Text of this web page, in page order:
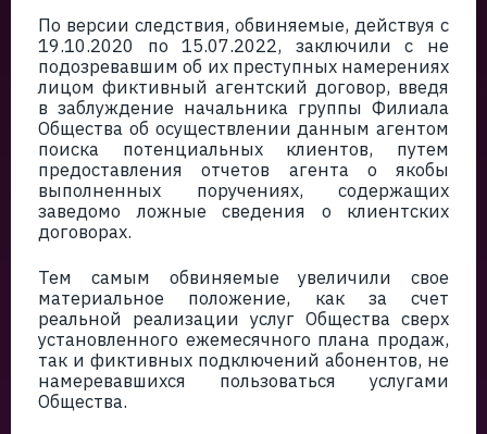
По версии следствия, обвиняемые, действуя с
19.10.2020 по 15.07.2022, заключили с не
подозревавшим об их преступных намерениях
лицом фиктивный агентский договор, введя
в заблуждение начальника группы Филиала
Общества об осуществлении данным агентом
поиска потенциальных клиентов, путем
предоставления отчетов агента о якобы
выполненных поручениях, содержащих
заведомо ложные сведения о клиентских
договорах.
Тем самым обвиняемые увеличили свое
материальное положение, как за счет
реальной реализации услуг Общества сверх
установленного ежемесячного плана продаж,
так и фиктивных подключений абонентов, не
намеревавшихся пользоваться услугами
Общества.